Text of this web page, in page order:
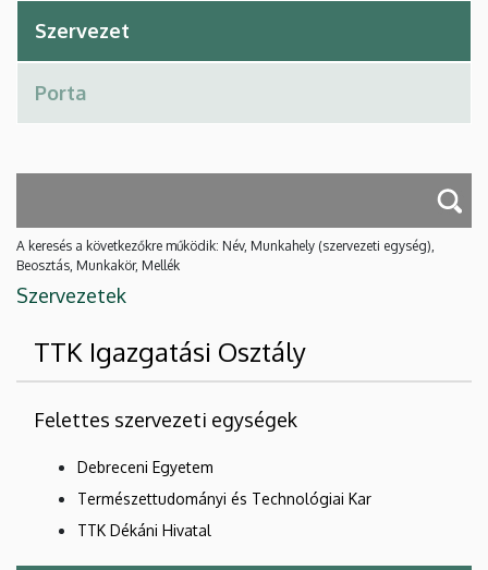
A keresés a következőkre működik: Név, Munkahely (szervezeti egység),
Beosztás, Munkakör, Mellék
Szervezetek
TTK Igazgatási Osztály
Felettes szervezeti egységek
Debreceni Egyetem
Természettudományi és Technológiai Kar
TTK Dékáni Hivatal